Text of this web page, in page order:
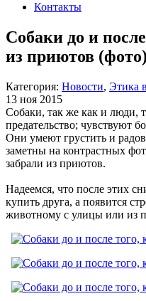
Контакты
Собаки до и
из приютов (фото)
Категория: Новости, Этика
13 ноя 2015
Собаки, так же как и люди,
предательство; чувствуют
Они умеют грустить и
заметны на контрастных
забрали из приютов.
Надеемся, что после этих
купить друга, а появится
животному с улицы или из